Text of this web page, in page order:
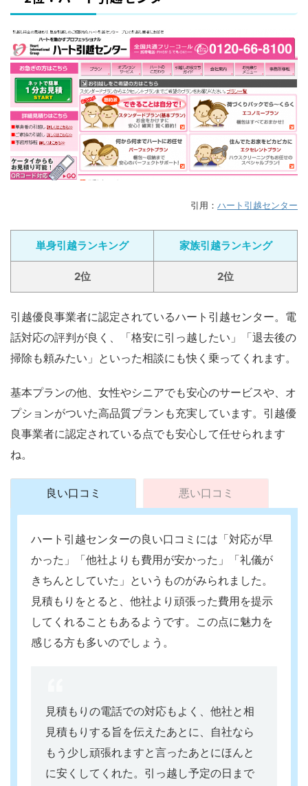
引用： ハート引越センター
単身引越ランキング 家族引越ランキング
2位 2位
引越優良事業者に認定されているハート引越センター。電
話対応の評判が良く、「格安に引っ越したい」「退去後の
掃除も頼みたい」といった相談にも快く乗ってくれます。
基本プランの他、女性やシニアでも安心のサービスや、オ
プションがついた高品質プランも充実しています。引越優
良事業者に認定されている点でも安心して任せられます
ね。
良い口コミ 悪い口コミ
ハート引越センターの良い口コミには「対応が早
かった」「他社よりも費用が安かった」「礼儀が
きちんとしていた」というものがみられました。
見積もりをとると、他社より頑張った費用を提示
してくれることもあるようです。この点に魅力を
感じる方も多いのでしょう。
見積もりの電話での対応もよく、他社と相
見積もりする旨を伝えたあとに、自社なら
もう少し頑張れますと言ったあとにほんと
に安くしてくれた。引っ越し予定の日まで